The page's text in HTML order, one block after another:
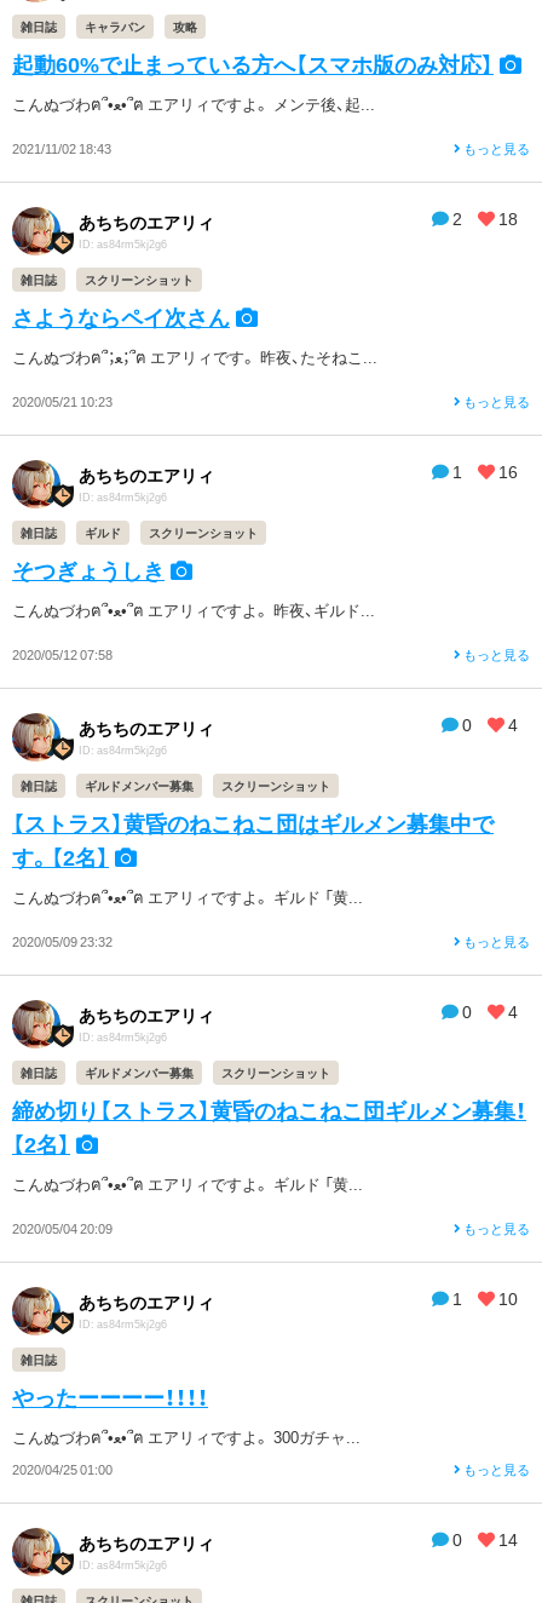
雑日誌 キャラバン 攻略
起動60%で止まっている方へ【スマホ版のみ対応】
こんぬづわฅ՞•ﻌ•՞ฅ エアリィですよ。 メンテ後、起...
2021/11/02 18:43 もっと見る
2 18
あちちのエアリィ
ID: as84rm5kj2g6
雑日誌 スクリーンショット
さようならペイ次さん
こんぬづわฅ՞；ﻌ；՞ฅ エアリィです。 昨夜、たそねこ...
2020/05/21 10:23 もっと見る
1 16
あちちのエアリィ
ID: as84rm5kj2g6
雑日誌 ギルド スクリーンショット
そつぎょうしき
こんぬづわฅ՞•ﻌ•՞ฅ エアリィですよ。 昨夜、ギルド...
2020/05/12 07:58 もっと見る
0 4
あちちのエアリィ
ID: as84rm5kj2g6
雑日誌 ギルドメンバー募集 スクリーンショット
【ストラス】黄昏のねこねこ団はギルメン募集中で
す。【2名】
こんぬづわฅ՞•ﻌ•՞ฅ エアリィですよ。 ギルド 「黄...
2020/05/09 23:32 もっと見る
0 4
あちちのエアリィ
ID: as84rm5kj2g6
雑日誌 ギルドメンバー募集 スクリーンショット
締め切り【ストラス】黄昏のねこねこ団ギルメン募集！
【2名】
こんぬづわฅ՞•ﻌ•՞ฅ エアリィですよ。 ギルド 「黄...
2020/05/04 20:09 もっと見る
1 10
あちちのエアリィ
ID: as84rm5kj2g6
雑日誌
やったーーーー！！！！
こんぬづわฅ՞•ﻌ•՞ฅ エアリィですよ。 300ガチャ...
2020/04/25 01:00 もっと見る
0 14
あちちのエアリィ
ID: as84rm5kj2g6